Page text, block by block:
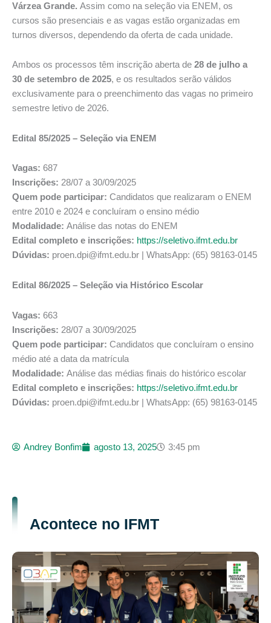
Várzea Grande. Assim como na seleção via ENEM, os
cursos são presenciais e as vagas estão organizadas em
turnos diversos, dependendo da oferta de cada unidade.
Ambos os processos têm inscrição aberta de 28 de julho a
30 de setembro de 2025, e os resultados serão válidos
exclusivamente para o preenchimento das vagas no primeiro
semestre letivo de 2026.
Edital 85/2025 – Seleção via ENEM
Vagas: 687
Inscrições: 28/07 a 30/09/2025
Quem pode participar: Candidatos que realizaram o ENEM
entre 2010 e 2024 e concluíram o ensino médio
Modalidade: Análise das notas do ENEM
Edital completo e inscrições: https://seletivo.ifmt.edu.br
Dúvidas: proen.dpi@ifmt.edu.br | WhatsApp: (65) 98163-0145
Edital 86/2025 – Seleção via Histórico Escolar
Vagas: 663
Inscrições: 28/07 a 30/09/2025
Quem pode participar: Candidatos que concluíram o ensino
médio até a data da matrícula
Modalidade: Análise das médias finais do histórico escolar
Edital completo e inscrições: https://seletivo.ifmt.edu.br
Dúvidas: proen.dpi@ifmt.edu.br | WhatsApp: (65) 98163-0145
Andrey Bonfim agosto 13, 2025 3:45 pm
Acontece no IFMT